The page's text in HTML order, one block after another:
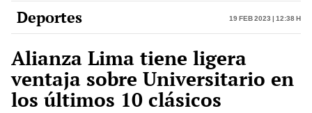
Deportes 19 Feb 2023 | 12:38 h
Alianza Lima tiene ligera
ventaja sobre Universitario en
los últimos 10 clásicos